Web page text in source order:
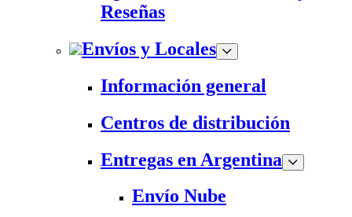
Reseñas
Envíos y Locales
Información general
Centros de distribución
Entregas en Argentina
Envío Nube